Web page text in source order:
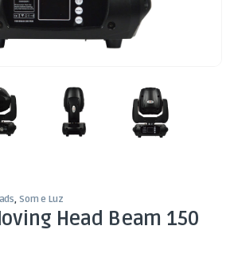
, Som e Luz
Head Beam 150